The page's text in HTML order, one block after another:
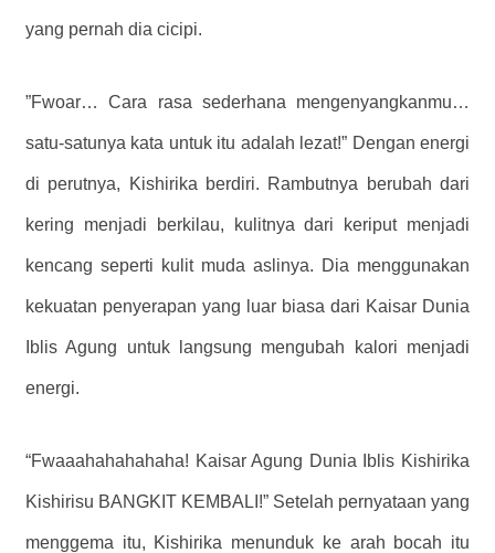
yang pernah dia cicipi.
”Fwoar… Cara rasa sederhana mengenyangkanmu…
satu-satunya kata untuk itu adalah lezat!” Dengan energi
di perutnya, Kishirika berdiri. Rambutnya berubah dari
kering menjadi berkilau, kulitnya dari keriput menjadi
kencang seperti kulit muda aslinya. Dia menggunakan
kekuatan penyerapan yang luar biasa dari Kaisar Dunia
Iblis Agung untuk langsung mengubah kalori menjadi
energi.
“Fwaaahahahahaha! Kaisar Agung Dunia Iblis Kishirika
Kishirisu BANGKIT KEMBALI!” Setelah pernyataan yang
menggema itu, Kishirika menunduk ke arah bocah itu